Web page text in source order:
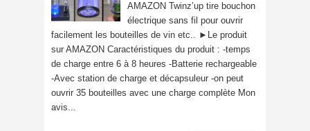
AMAZON Twinz’up tire bouchon
électrique sans fil pour ouvrir
facilement les bouteilles de vin etc.. ►Le produit
sur AMAZON Caractéristiques du produit : -temps
de charge entre 6 à 8 heures -Batterie rechargeable
-Avec station de charge et décapsuleur -on peut
ouvrir 35 bouteilles avec une charge complète Mon
avis...